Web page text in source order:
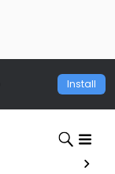
Install